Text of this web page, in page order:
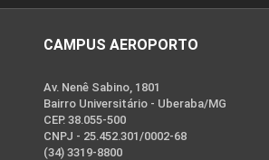
CAMPUS AEROPORTO
Av. Nenê Sabino, 1801
Bairro Universitário - Uberaba/MG
CEP. 38.055-500
CNPJ - 25.452.301/0002-68
(34) 3319-8800